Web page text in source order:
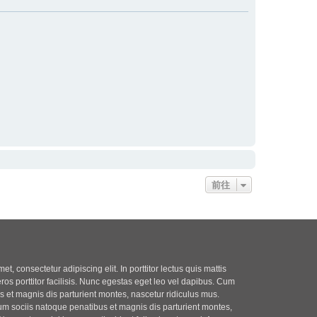
前往
consectetur adipiscing elit. In porttitor lectus quis mattis
porttitor facilisis. Nunc egestas eget leo vel dapibus. Cum
et magnis dis parturient montes, nascetur ridiculus mus.
sociis natoque penatibus et magnis dis parturient montes,